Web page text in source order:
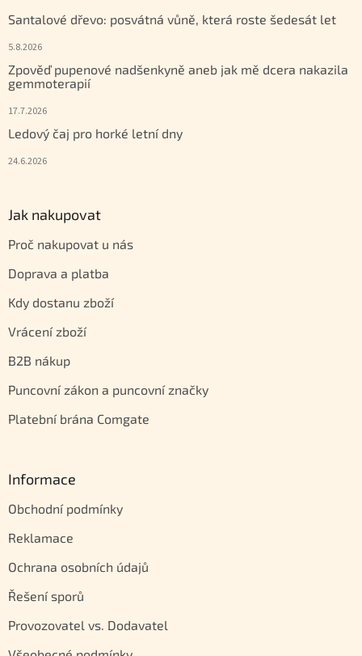
Santalové dřevo: posvátná vůně, která roste šedesát let
5.8.2026
Zpověď pupenové nadšenkyně aneb jak mě dcera nakazila
gemmoterapií
17.7.2026
Ledový čaj pro horké letní dny
24.6.2026
Jak nakupovat
Proč nakupovat u nás
Doprava a platba
Kdy dostanu zboží
Vrácení zboží
B2B nákup
Puncovní zákon a puncovní značky
Platební brána Comgate
Informace
Obchodní podmínky
Reklamace
Ochrana osobních údajů
Řešení sporů
Provozovatel vs. Dodavatel